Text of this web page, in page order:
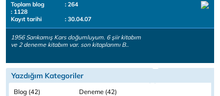
Toplam blog
: 264
: 1128
Kayıt tarihi
: 30.04.07
1956 Sarıkamış Kars doğumluyum. 6 şiir kitabım
ve 2 deneme kitabım var. son kitaplarımı B..
Yazdığım Kategoriler
Blog (42)
Deneme (42)